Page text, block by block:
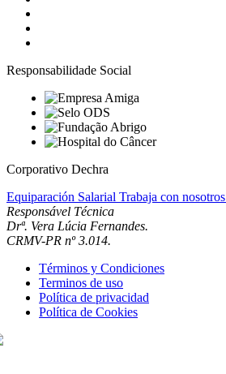
Responsabilidade Social
Corporativo Dechra
Equiparación Salarial Trabaja con nosotros
Responsável Técnica
Drª. Vera Lúcia Fernandes.
CRMV-PR nº 3.014.
Términos y Condiciones
Terminos de uso
Política de privacidad
Política de Cookies